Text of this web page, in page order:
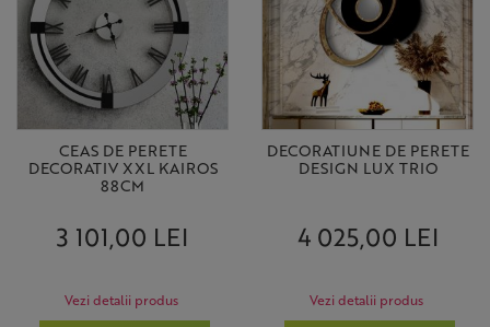
CEAS DE PERETE
DECORATIV XXL KAIROS
88CM
3 101,00 LEI
Vezi detalii produs
DECORATIUNE DE PERETE
DESIGN LUX TRIO
4 025,00 LEI
Vezi detalii produs